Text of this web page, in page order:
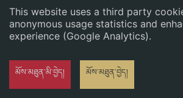
This website uses a third party
anonymous usage statistics and
experience (Google Analytics).
མོས་མཐུན་མི་བྱེད། མོས་མཐུན་བྱེད།